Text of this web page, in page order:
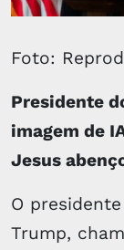
Foto:
Presidente
imagem de
Jesus
O
Trump,